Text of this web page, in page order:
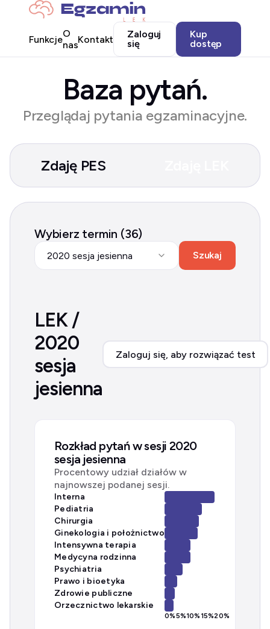
FunkcjeO
nasKontakt
Zaloguj
się
Kup
dostęp
Baza pytań.
Przeglądaj pytania egzaminacyjne.
Zdaję PES
Wybierz termin (36)
2020 sesja jesienna Szukaj
LEK /
2020
sesja
jesienna
Zaloguj się, aby rozwiązać test
Rozkład pytań w sesji 2020
sesja jesienna
Procentowy udział działów w
najnowszej podanej sesji.
Interna
Pediatria
Chirurgia
Ginekologia i położnictwo
Intensywna terapia
Medycyna rodzinna
Psychiatria
Prawo i bioetyka
Zdrowie publiczne
Orzecznictwo lekarskie
0%5%10%15%20%